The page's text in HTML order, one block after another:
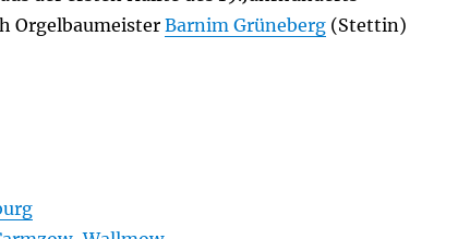
OrgelbaumeisterBarnim Grüneberg (Stettin)